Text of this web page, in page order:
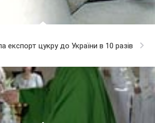
експорт цукру до України в 10 разів